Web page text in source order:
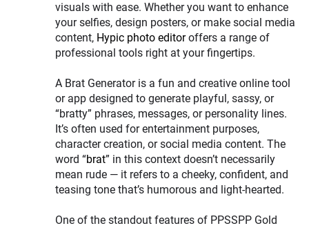
visuals with ease. Whether you want to enhance
your selfies, design posters, or make social media
content, Hypic photo editoroffers a range of
professional tools right at your fingertips.
A Brat Generator is a fun and creative online tool
or app designed to generate playful, sassy, or
“bratty” phrases, messages, or personality lines.
It’s often used for entertainment purposes,
character creation, or social media content. The
word “brat” in this context doesn’t necessarily
mean rude — it refers to a cheeky, confident, and
teasing tone that’s humorous and light-hearted.
One of the standout features of PPSSPP Gold